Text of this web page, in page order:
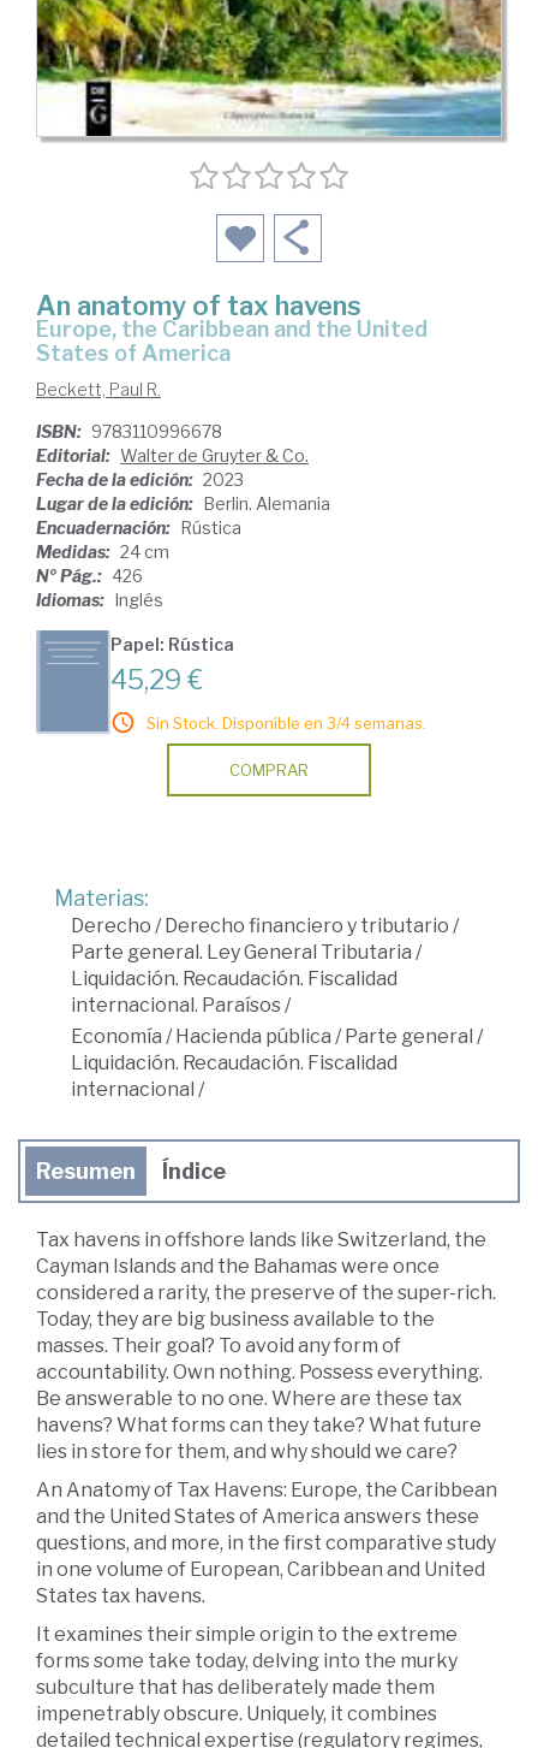
An anatomy of tax havens
Europe, the Caribbean and the United
States of America
Beckett, Paul R.
ISBN: 9783110996678
Editorial: Walter de Gruyter & Co.
Fecha de la edición: 2023
Lugar de la edición: Berlin. Alemania
Encuadernación: Rústica
Medidas: 24 cm
Nº Pág.: 426
Idiomas: Inglés
Papel: Rústica
45,29 €
Sin Stock. Disponible en 3/4 semanas.
COMPRAR
Materias:
Derecho / Derecho financiero y tributario /
Parte general. Ley General Tributaria /
Liquidación. Recaudación. Fiscalidad
internacional. Paraísos/
Economía / Hacienda pública / Parte general /
Liquidación. Recaudación. Fiscalidad
internacional /
Resumen Índice
Tax havens in offshore lands like Switzerland, the
Cayman Islands and the Bahamas were once
considered a rarity, the preserve of the super-rich.
Today, they are big business available to the
masses. Their goal? To avoid any form of
accountability. Own nothing. Possess everything.
Be answerable to no one. Where are these tax
havens? What forms can they take? What future
lies in store for them, and why should we care?
An Anatomy of Tax Havens: Europe, the Caribbean
and the United States of America answers these
questions, and more, in the first comparative study
in one volume of European, Caribbean and United
States tax havens.
It examines their simple origin to the extreme
forms some take today, delving into the murky
subculture that has deliberately made them
impenetrably obscure. Uniquely, it combines
detailed technical expertise (regulatory regimes,